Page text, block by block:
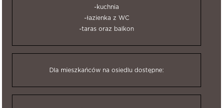
-kuchnia
-łazienka z WC
-taras oraz balkon
Dla mieszkańców na osiedlu dostępne: